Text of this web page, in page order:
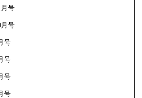
号
号
号
号
号
号